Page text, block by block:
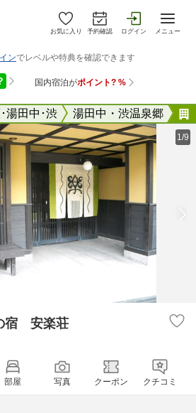
お気に入り 予約確認 ログイン メニュー
湯田中･渋 湯田中・渋温泉郷
1/9
宿 安楽荘
部屋 写真 クーポン クチコミ